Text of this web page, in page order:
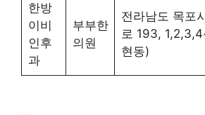
한방
이비
인후
과
부부한
의원
전라남도 목포
로 193, 1,2,3,4
현동)